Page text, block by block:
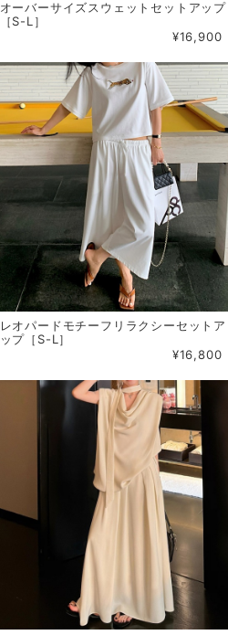
オーバーサイズスウェットセットアップ
［S-L］
¥16,900
レオパードモチーフリラクシーセットア
ップ［S-L］
¥16,800